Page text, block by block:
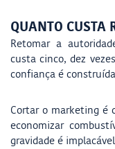
QUANTO CUSTA
Retomar a
custa cinco, dez
confiança é
Cortar o marketing é
economizar
gravidade é